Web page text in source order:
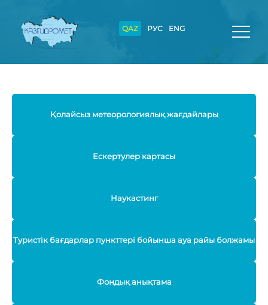
QAZ РУС ENG
Қолайсыз метеорологиялық жағдайлары
Ескертулер картасы
Наукастинг
Туристік бағдарлар пункттері бойынша ауа райы болжамы
Фондық анықтама